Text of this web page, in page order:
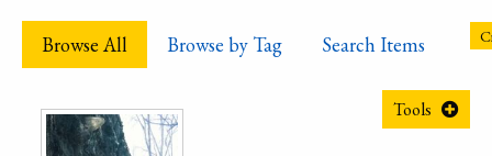
Browse All Browse by Tag Search Items
Tools